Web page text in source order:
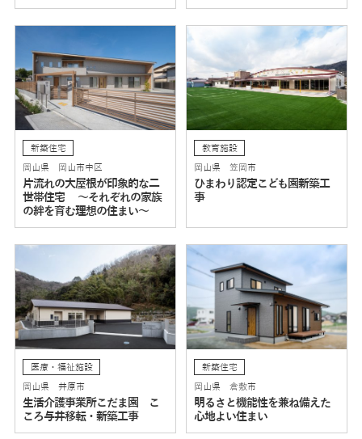
新築住宅
岡山県 岡山市中区
片流れの大屋根が印象的な二
世帯住宅 ～それぞれの家族
の絆を育む理想の住まい～
教育施設
岡山県 笠岡市
ひまわり認定こども園新築工
事
医療・福祉施設
岡山県 井原市
生活介護事業所こだま園 こ
ころ与井移転・新築工事
新築住宅
岡山県 倉敷市
明るさと機能性を兼ね備えた
心地よい住まい